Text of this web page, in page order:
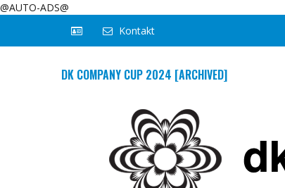
@AUTO-ADS@
Kontakt
DK COMPANY CUP 2024 [ARCHIVED]